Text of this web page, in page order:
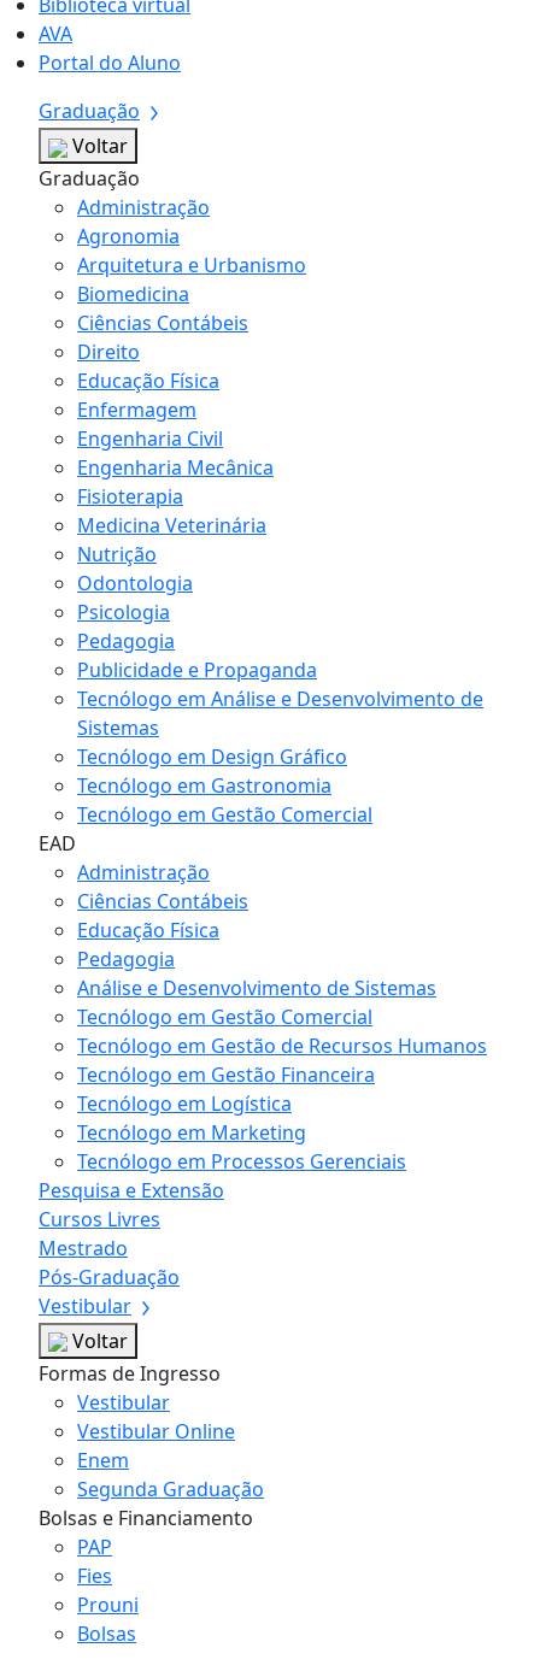
AVA
Portal do Aluno
Graduação
Voltar
Graduação
Administração
Agronomia
Arquitetura e Urbanismo
Biomedicina
Ciências Contábeis
Direito
Educação Física
Enfermagem
Engenharia Civil
Engenharia Mecânica
Fisioterapia
Medicina Veterinária
Nutrição
Odontologia
Psicologia
Pedagogia
Publicidade e Propaganda
Tecnólogo em Análise e Desenvolvimento de
Sistemas
Tecnólogo em Design Gráfico
Tecnólogo em Gastronomia
Tecnólogo em Gestão Comercial
EAD
Administração
Ciências Contábeis
Educação Física
Pedagogia
Análise e Desenvolvimento de Sistemas
Tecnólogo em Gestão Comercial
Tecnólogo em Gestão de Recursos Humanos
Tecnólogo em Gestão Financeira
Tecnólogo em Logística
Tecnólogo em Marketing
Tecnólogo em Processos Gerenciais
Pesquisa e Extensão
Cursos Livres
Mestrado
Pós-Graduação
Vestibular
Voltar
Formas de Ingresso
Vestibular
Vestibular Online
Enem
Segunda Graduação
Bolsas e Financiamento
PAP
Fies
Prouni
Bolsas